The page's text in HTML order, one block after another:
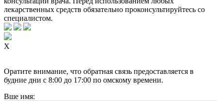
лекарственных средств обязательно проконсультируйтесь со
специалистом.
X
Оратите внимание, что обратная связь предоставляется в
будние дни с 8:00 до 17:00 по омскому времени.
Вше имя: